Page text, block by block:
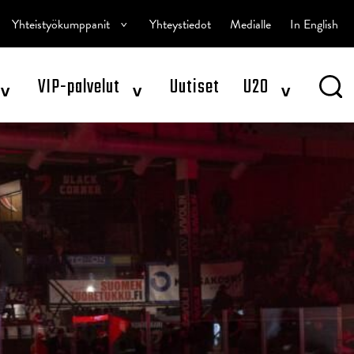
^ VIP-palvelut ^ Uutiset U20 ^
Yhteistyökumppanit ^ Yhteystiedot Medialle In English